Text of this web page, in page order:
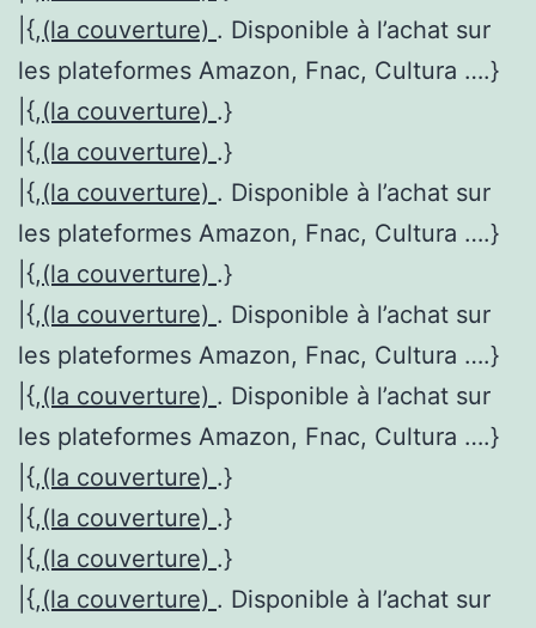
|{,(la couverture) . Disponible à l’achat sur
les plateformes Amazon, Fnac, Cultura ….}
|{,(la couverture) .}
|{,(la couverture) .}
|{,(la couverture) . Disponible à l’achat sur
les plateformes Amazon, Fnac, Cultura ….}
|{,(la couverture) .}
|{,(la couverture) . Disponible à l’achat sur
les plateformes Amazon, Fnac, Cultura ….}
|{,(la couverture) . Disponible à l’achat sur
les plateformes Amazon, Fnac, Cultura ….}
|{,(la couverture) .}
|{,(la couverture) .}
|{,(la couverture) .}
|{,(la couverture) . Disponible à l’achat sur